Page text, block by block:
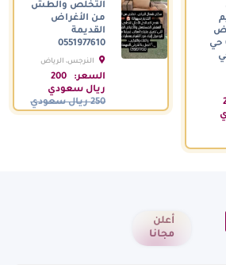
0533286100 حي
التخلص والطش
من الأغراض
القديمة
0551977610
النرجس، الرياض
السعودية
السعر:
200
ريال سعودي
250 ريال سعودي
أعلن
مجانا